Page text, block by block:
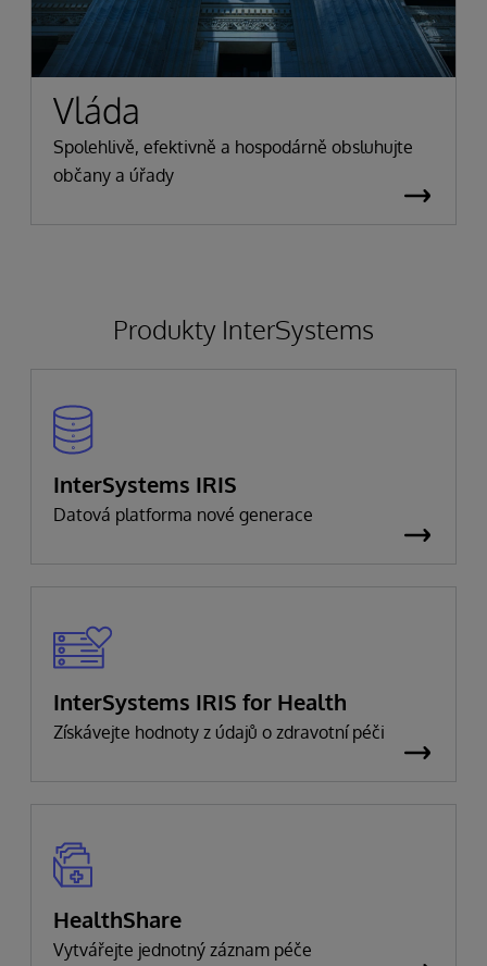
Vláda
Spolehlivě, efektivně a hospodárně obsluhujte
občany a úřady
Produkty InterSystems
InterSystems IRIS
Datová platforma nové generace
InterSystems IRIS for Health
Získávejte hodnoty z údajů o zdravotní péči
HealthShare
Vytvářejte jednotný záznam péče